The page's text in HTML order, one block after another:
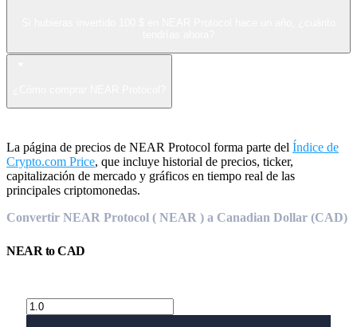
La página de precios de NEAR Protocol forma parte del Índice de
Crypto.com Price, que incluye historial de precios, ticker,
capitalización de mercado y gráficos en tiempo real de las
principales criptomonedas.
Convertir NEAR Protocol ( NEAR ) a Canadian Dollar (CAD)
NEAR toCAD